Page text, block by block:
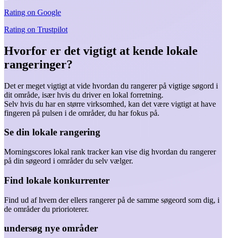
Rating on Google
Rating on Trustpilot
Hvorfor er det vigtigt at kende lokale
rangeringer?
Det er meget vigtigt at vide hvordan du rangerer på vigtige søgord i
dit område, især hvis du driver en lokal forretning.
Selv hvis du har en større virksomhed, kan det være vigtigt at have
fingeren på pulsen i de områder, du har fokus på.
Se din lokale rangering
Morningscores lokal rank tracker kan vise dig hvordan du rangerer
på din søgeord i områder du selv vælger.
Find lokale konkurrenter
Find ud af hvem der ellers rangerer på de samme søgeord som dig, i
de områder du priorioterer.
undersøg nye områder